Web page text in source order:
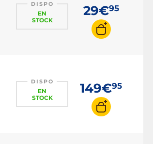
DISPO
EN
STOCK
29€95
DISPO
EN
STOCK
149€95